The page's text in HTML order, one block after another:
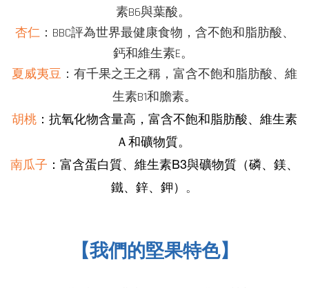
素B6與葉酸。
杏仁：BBC評為世界最健康食物，含不飽和脂肪酸、
鈣和維生素E。
夏威夷豆 ：有千果之王之稱，富含不飽和脂肪酸、維
生素B1和膽素。
胡桃 ：抗氧化物含量高，富含不飽和脂肪酸、維生素
Ａ和礦物質。
南瓜子 ：富含蛋白質、 維生素B3與礦物質（磷、鎂、
鐵、鋅、鉀） 。
【我們的堅果特色】